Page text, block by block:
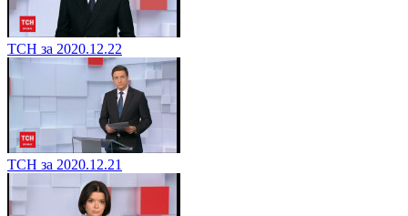
ТСН за 2020.12.22
ТСН за 2020.12.21